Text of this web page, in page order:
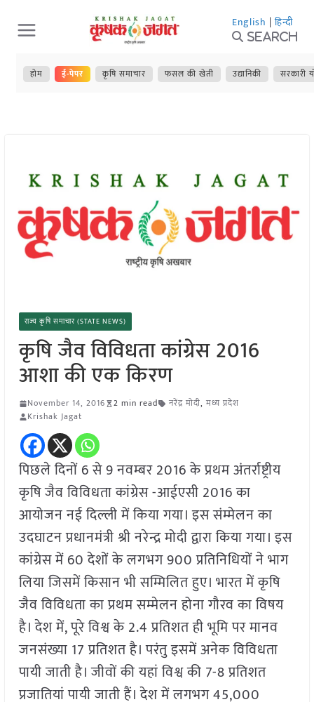
Skip
to
content
English | हिन्दी
Search
होम ई-पेपर कृषि समाचार फसल की खेती उद्यानिकी सरकारी
राज्य कृषि समाचार (STATE NEWS)
कृषि जैव विविधता कांग्रेस 2016
आशा की एक किरण
November 14, 2016 2 min read नरेंद्र मोदी, मध्य प्रदेश
Krishak Jagat
पिछले दिनों 6 से 9 नवम्बर 2016 के प्रथम अंतर्राष्ट्रीय
कृषि जैव विविधता कांग्रेस -आईएसी 2016 का
आयोजन नई दिल्ली में किया गया। इस संम्मेलन का
उदघाटन प्रधानमंत्री श्री नरेन्द्र मोदी द्वारा किया गया। इस
कांग्रेस में 60 देशों के लगभग 900 प्रतिनिधियों ने भाग
लिया जिसमें किसान भी सम्मिलित हुए। भारत में कृषि
जैव विविधता का प्रथम सम्मेलन होना गौरव का विषय
है। देश में, पूरे विश्व के 2.4 प्रतिशत ही भूमि पर मानव
जनसंख्या 17 प्रतिशत है। परंतु इसमें अनेक विविधता
पायी जाती है। जीवों की यहां विश्व की 7-8 प्रतिशत
प्रजातियां पायी जाती हैं। देश में लगभग 45,000